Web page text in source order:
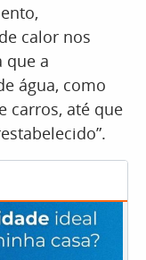
calor nos
que a
água, como
carros, até que